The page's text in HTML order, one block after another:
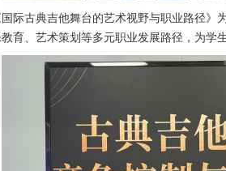
际古典吉他舞台的艺术视野与职业路径
育、艺术策划等多元职业发展路径，为学